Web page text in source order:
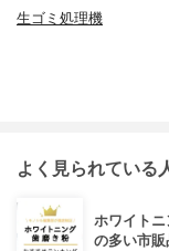
生ゴミ処理機
よく見られている
ホワイト
の多い市